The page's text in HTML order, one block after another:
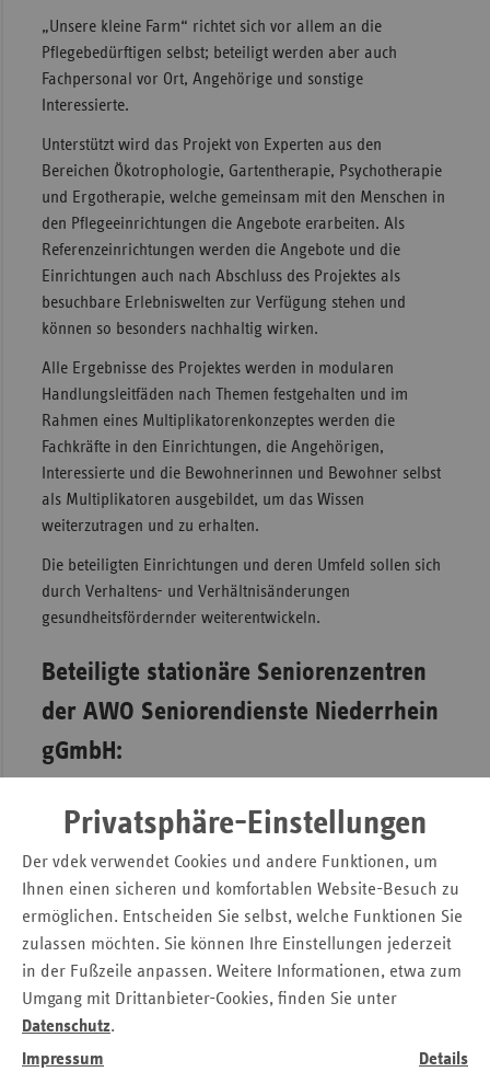
Privatsphäre-Einstellungen
Der vdek verwendet Cookies und andere Funktionen, um
Ihnen einen sicheren und komfortablen Website-Besuch zu
ermöglichen. Entscheiden Sie selbst, welche Funktionen Sie
zulassen möchten. Sie können Ihre Einstellungen jederzeit
in der Fußzeile anpassen. Weitere Informationen, etwa zum
Umgang mit Drittanbieter-Cookies, finden Sie unter
Datenschutz.
Impressum
Details
„Unsere kleine Farm“ richtet sich vor allem an die
Pflegebedürftigen selbst; beteiligt werden aber auch
Fachpersonal vor Ort, Angehörige und sonstige
Interessierte.
Unterstützt wird das Projekt von Experten aus den
Bereichen Ökotrophologie, Gartentherapie, Psychotherapie
und Ergotherapie, welche gemeinsam mit den Menschen in
den Pflegeeinrichtungen die Angebote erarbeiten. Als
Referenzeinrichtungen werden die Angebote und die
Einrichtungen auch nach Abschluss des Projektes als
besuchbare Erlebniswelten zur Verfügung stehen und
können so besonders nachhaltig wirken.
Alle Ergebnisse des Projektes werden in modularen
Handlungsleitfäden nach Themen festgehalten und im
Rahmen eines Multiplikatorenkonzeptes werden die
Fachkräfte in den Einrichtungen, die Angehörigen,
Interessierte und die Bewohnerinnen und Bewohner selbst
als Multiplikatoren ausgebildet, um das Wissen
weiterzutragen und zu erhalten.
Die beteiligten Einrichtungen und deren Umfeld sollen sich
durch Verhaltens- und Verhältnisänderungen
gesundheitsfördernder weiterentwickeln.
Beteiligte stationäre Seniorenzentren
der AWO Seniorendienste Niederrhein
gGmbH:
Dinslaken
AWO Seniorenzentrum Karl-Jarres-Straße in
Duisburg-Hochfeld
AWO Seniorenzentrum Stadt Kamp-Lintfort
AWO Seniorenzentrum Altes Rathaus Voerde
AWO Seniorenzentrum Moers-Schwafheim
PDF zum Download
Multiplikatoren Handbuch